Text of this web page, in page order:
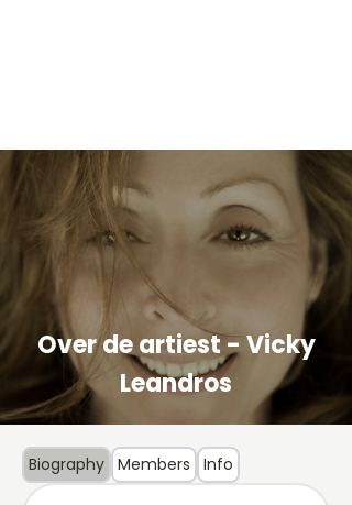
Over de artiest - Vicky
Leandros
Biography Members Info